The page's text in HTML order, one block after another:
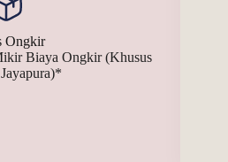
Ongkir
Biaya Ongkir (Khusus